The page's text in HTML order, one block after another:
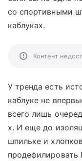
со спортивными
каблуках.
Контент
У тренда есть
каблуке не
всего лишь
х. И еще до
шпильке и
продефилировать